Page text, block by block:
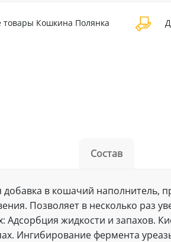
товары Кошкина Полянка
Состав
в кошачий наполнитель,
Позволяет в несколько раз
Адсорбция жидкости и запахов.
Ингибирование фермента